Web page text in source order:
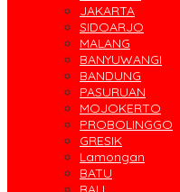
JAKARTA
SIDOARJO
MALANG
BANYUWANGI
BANDUNG
PASURUAN
MOJOKERTO
PROBOLINGGO
GRESIK
Lamongan
BATU